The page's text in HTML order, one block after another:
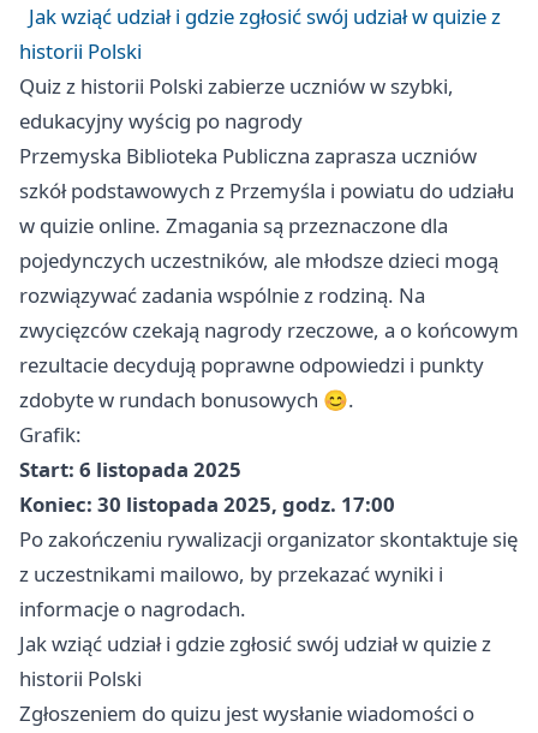
Jak wziąć udział i gdzie zgłosić swój udział w quizie z
historii Polski
Quiz z historii Polski zabierze uczniów w szybki,
edukacyjny wyścig po nagrody
Przemyska Biblioteka Publiczna zaprasza uczniów
szkół podstawowych z Przemyśla i powiatu do udziału
w quizie online. Zmagania są przeznaczone dla
pojedynczych uczestników, ale młodsze dzieci mogą
rozwiązywać zadania wspólnie z rodziną. Na
zwycięzców czekają nagrody rzeczowe, a o końcowym
rezultacie decydują poprawne odpowiedzi i punkty
zdobyte w rundach bonusowych 😊.
Grafik:
Start: 6 listopada 2025
Koniec: 30 listopada 2025, godz. 17:00
Po zakończeniu rywalizacji organizator skontaktuje się
z uczestnikami mailowo, by przekazać wyniki i
informacje o nagrodach.
Jak wziąć udział i gdzie zgłosić swój udział w quizie z
historii Polski
Zgłoszeniem do quizu jest wysłanie wiadomości o